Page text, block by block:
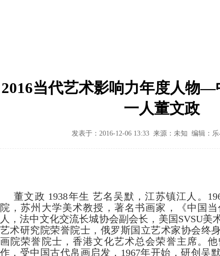
2016当代艺术影响力年度人物
一人董文政
发表于：2016-12-06 13:33 来源：未知 编辑：
董文政 1938年生 艺名吴默，江苏镇江人。
院，苏州大学美术教授，著名书画家，《中国
人，法中文化交流长城协会副会长，美国SVSU美
艺术研究院荣誉院士，俄罗斯国立艺术家协会终
画院荣誉院士，香港文化艺术总会荣誉主席。
作，受中国古代帛画启发， 1967年开始，研创吴